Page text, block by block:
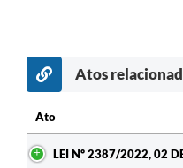
Transparência
Atendimento Odontológico
Atos
Ato
LEI Nº 2387/2022, 02